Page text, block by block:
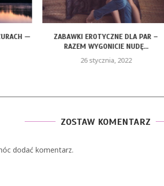
—
ZABAWKI EROTYCZNE DLA PAR –
RAZEM WYGONICIE NUDĘ...
26 stycznia, 2022
ZOSTAW KOMENTARZ
dodać komentarz.